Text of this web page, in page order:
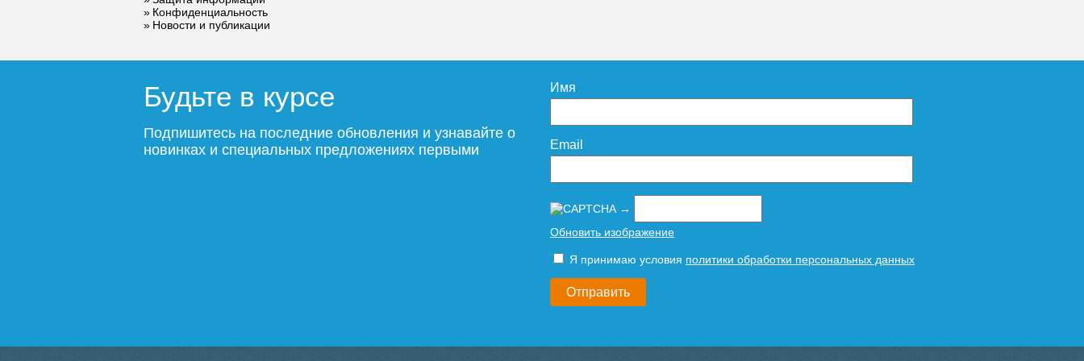
. Под рабочим давлением понимается наивысшее значение постоянного давления воды, которое радиатор
способен выдержать. Оно должно настолько высокое, чтобы смогло с запасом перекрыть давление в системе отопления.
16 атм, в малоэтажных панельных домах - 8 атм, а в частных домах - 3 атм. Рабочее
большее 15 атм, алюминиевые — 16 атм, биметаллические — до 35 атм.
короткого промежутка времени, например, в течении времени когда проверяют систему отопления. Оно может доходить до 20
– 30 атм. Опрессовочное давление батареи должно на 5 – 6 атм превышать обычное.
Напольные радиаторы. Напольные радиаторы являются узкими и длинными конструкциями. Напольные радиаторы не занимают
Конфиденциальность
Новости и публикации
Будьте в курсе
Подпишитесь на последние обновления и узнавайте о
новинках и специальных предложениях первыми
Имя
Email
→
Обновить изображение
Я принимаю условия политики обработки персональных данных